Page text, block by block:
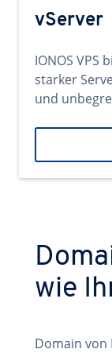
vServer
IONOS VPS
starker
und
wie
Domain von